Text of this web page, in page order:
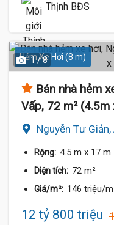
Thịnh BĐS
Hẻm Xe Hơi (8 m)
1 / 8
Bán nhà hẻm
Vấp, 72 m²
Nguyễn Tư Giản,
Rộng: 4.5 m x 17 m
Diện tích: 72 m²
Giá/m²: 146 triệu/
12 tỷ 800 triệu